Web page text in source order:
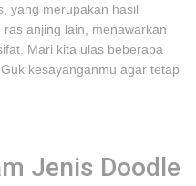
yang merupakan hasil
anjing lain, menawarkan
Mari kita ulas beberapa
kesayanganmu agar tetap
Jenis Doodle